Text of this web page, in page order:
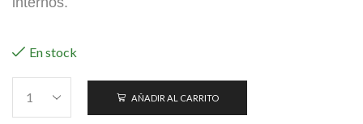
En stock
AÑADIR AL CARRITO